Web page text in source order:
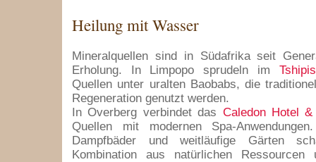
Heilung mit Wasser
Mineralquellen sind in Südafrika seit
Erholung. In Limpopo sprudeln im
Quellen unter uralten Baobabs, die
Regeneration genutzt werden.
In Overberg verbindet das Caledon Hotel
Quellen mit modernen Spa-
Dampfbäder und weitläufige Gärten
Kombination aus natürlichen Ressourcen